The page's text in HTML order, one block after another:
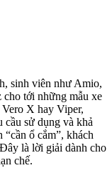
sinh viên như Amio,
cho tới những mẫu xe
Vero X hay Viper,
sử dụng và khả
ổ cắm”, khách
là lời giải dành cho
chế.